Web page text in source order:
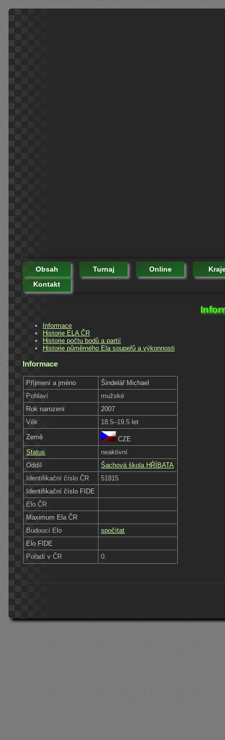
Obsah Turnaj Online
Kontakt
Informace
Historie ELA ČR
Historie počtu bodů a partií
Historie půměrného Ela soupeřů a výkonnosti
Informace
Příjmení a jméno
Šindelář Michael
Pohlaví
mužské
Rok narození
2007
Věk
18.5–19.5 let
Země
CZE
Status
neaktivní
Oddíl
Šachová škola HŘÍBATA
Identifikační číslo ČR
51815
Identifikační číslo FIDE
Elo ČR
Maximum Ela ČR
Budoucí Elo
spočítat
Elo FIDE
Pořadí v ČR
0.